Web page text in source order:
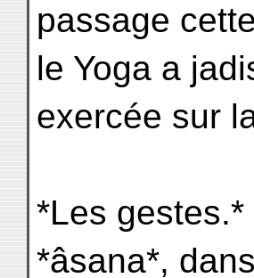
passage
le Yoga a
exercée sur
*Les
*âsana*,